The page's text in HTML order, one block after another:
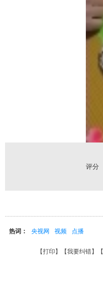
评分
热词： 央视网 视频 点播
【打印 】【我要纠错】【